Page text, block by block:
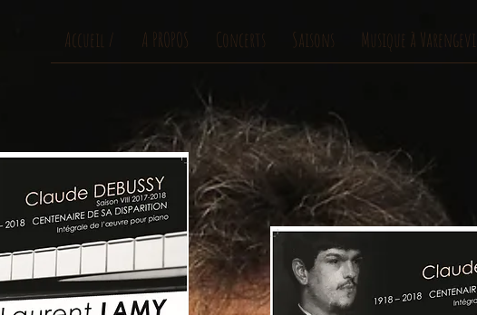
Accueil / A PROPOS Concerts Saisons Musique à